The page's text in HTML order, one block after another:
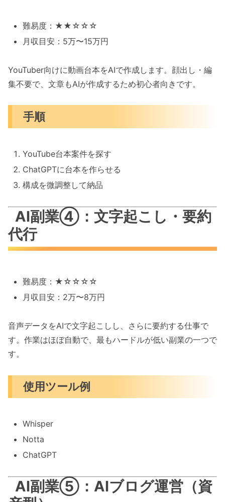
難易度：★★☆☆☆
月収目安：5万〜15万円
YouTuber向けに動画台本をAIで作成します。顔出し・編
集不要で、文章もAIが作成するため初心者向きです。
手順
YouTube台本案件を探す
ChatGPTに台本を作らせる
構成を微調整して納品
AI副業④：文字起こし・要約
代行
難易度：★☆☆☆☆
月収目安：2万〜8万円
音声データをAIで文字起こしし、さらに要約する仕事で
す。作業はほぼ自動で、最もハードルが低い副業の一つで
す。
使用ツール例
Whisper
Notta
ChatGPT
AI副業⑤：AIブログ運営（資